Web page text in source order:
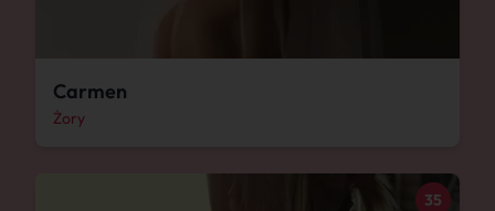
Carmen
Żory
35